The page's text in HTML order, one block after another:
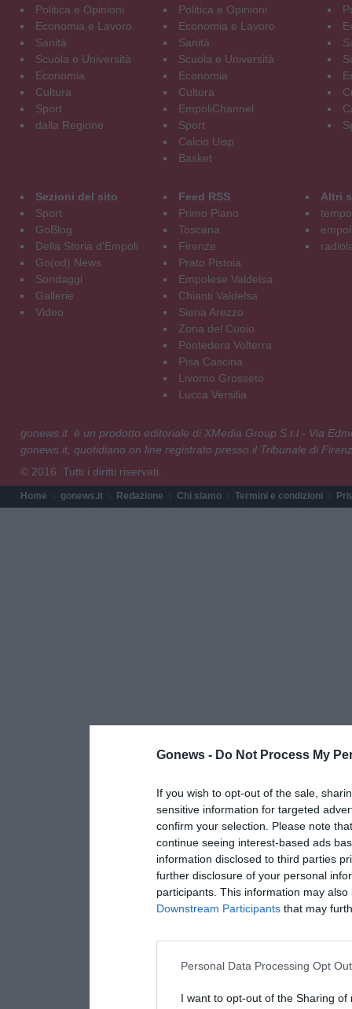
Gonews - Do Not Process My
If you wish to opt-out of the sale,
sensitive information for targeted
confirm your selection. Please note
continue seeing interest-based ads
information disclosed to third parties
further disclosure of your personal
participants. This information may
Downstream Participants that may
Personal Data Processing Opt
I want to opt-out of the Sharing of
Politica e Opinioni
Economia e Lavoro
Sanità
Scuola e Università
Economia
Cultura
Sport
dalla Regione
Politica e Opinioni
Economia e Lavoro
Sanità
Scuola e Università
Economia
Cultura
EmpoliChannel
Sport
Calcio Uisp
Basket
Sezioni del sito
Sport
GoBlog
Della Storia d'Empoli
Go(od) News
Sondaggi
Gallerie
Video
Feed RSS
Primo Piano
Toscana
Firenze
Prato Pistoia
Empolese Valdelsa
Chianti Valdelsa
Siena Arezzo
Zona del Cuoio
Pontedera Volterra
Pisa Cascina
Livorno Grosseto
Lucca Versilia
Altri
gonews.it è un prodotto editoriale di XMedia Group S.r.l - Via
gonews.it, quotidiano on line registrato presso il Tribunale di
© 2016. Tutti i diritti riservati.
Home gonews.it Redazione Chi siamo Termini e condizioni